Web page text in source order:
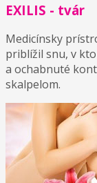
EXILIS - tvár
Medicínsky
priblížil snu, v
a ochabnuté
skalpelom.